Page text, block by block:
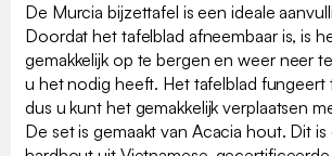
De Murcia bijzettafel is een ideale
Doordat het tafelblad afneembaar is, is
gemakkelijk op te bergen en weer neer
u het nodig heeft. Het tafelblad fungeert
dus u kunt het gemakkelijk verplaatsen
De set is gemaakt van Acacia hout. Dit